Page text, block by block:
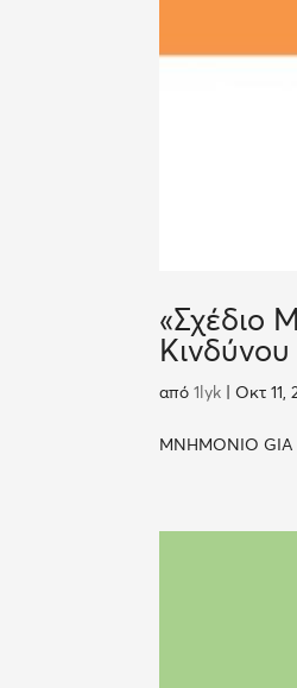
«Σχέδιο
από1lyk |Οκτ 11,
MNHMONIO GIA